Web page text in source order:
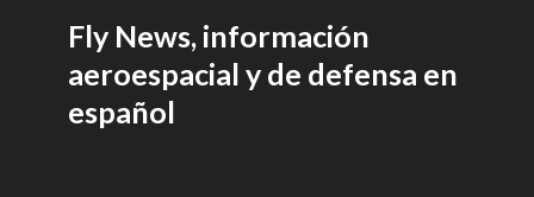
Fly News, información
aeroespacial y de defensa en
español